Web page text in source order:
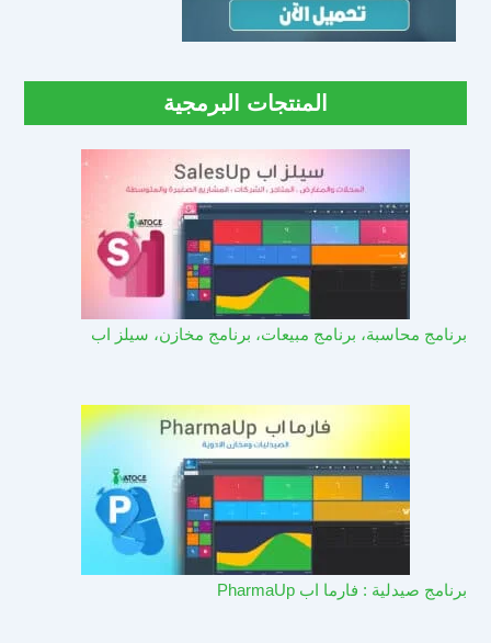
المنتجات البرمجية
برنامج محاسبة، برنامج مبيعات، برنامج مخازن، سيلز اب
برنامج صيدلية : فارما اب PharmaUp​